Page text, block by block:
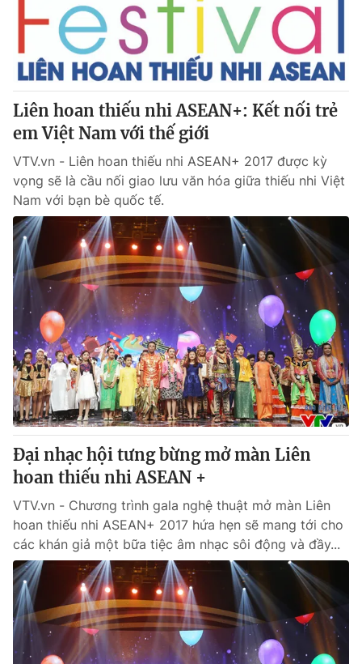
Liên hoan thiếu nhi ASEAN+: Kết nối trẻ
em Việt Nam với thế giới
VTV.vn - Liên hoan thiếu nhi ASEAN+ 2017 được kỳ
vọng sẽ là cầu nối giao lưu văn hóa giữa thiếu nhi Việt
Nam với bạn bè quốc tế.
Đại nhạc hội tưng bừng mở màn Liên
hoan thiếu nhi ASEAN +
VTV.vn - Chương trình gala nghệ thuật mở màn Liên
hoan thiếu nhi ASEAN+ 2017 hứa hẹn sẽ mang tới cho
các khán giả một bữa tiệc âm nhạc sôi động và đầy...